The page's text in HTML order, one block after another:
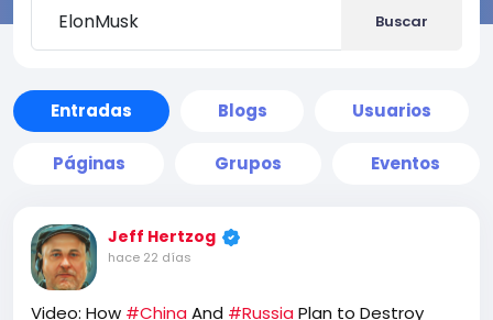
Buscar
Entradas Blogs Usuarios
Páginas Grupos Eventos
Jeff Hertzog
hace 22 días
Video: How #China And #Russia Plan to Destroy